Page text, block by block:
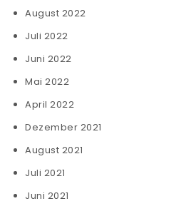
August 2022
Juli 2022
Juni 2022
Mai 2022
April 2022
Dezember 2021
August 2021
Juli 2021
Juni 2021